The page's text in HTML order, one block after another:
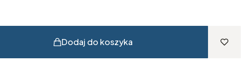
Dodaj do koszyka